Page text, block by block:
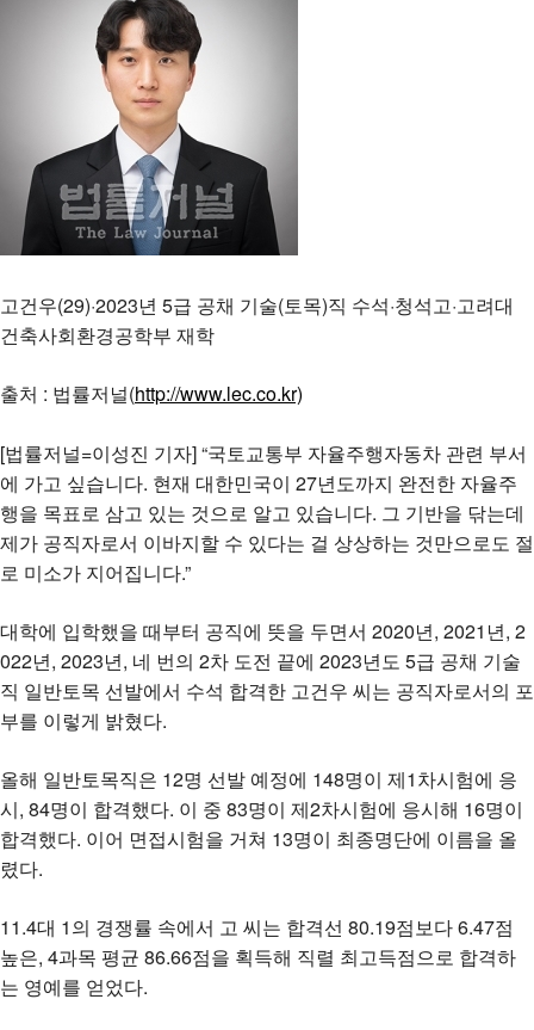
고건우(29)·2023년 5급 공채 기술(토목)직 수석·청석고·고려대
건축사회환경공학부 재학
출처 : 법률저널(http://www.lec.co.kr)
[법률저널=이성진 기자] “국토교통부 자율주행자동차 관련 부서
에 가고 싶습니다. 현재 대한민국이 27년도까지 완전한 자율주
행을 목표로 삼고 있는 것으로 알고 있습니다. 그 기반을 닦는데
제가 공직자로서 이바지할 수 있다는 걸 상상하는 것만으로도 절
로 미소가 지어집니다.”
대학에 입학했을 때부터 공직에 뜻을 두면서 2020년, 2021년, 2
022년, 2023년, 네 번의 2차 도전 끝에 2023년도 5급 공채 기술
직 일반토목 선발에서 수석 합격한 고건우 씨는 공직자로서의 포
부를 이렇게 밝혔다.
올해 일반토목직은 12명 선발 예정에 148명이 제1차시험에 응
시, 84명이 합격했다. 이 중 83명이 제2차시험에 응시해 16명이
합격했다. 이어 면접시험을 거쳐 13명이 최종명단에 이름을 올
렸다.
11.4대 1의 경쟁률 속에서 고 씨는 합격선 80.19점보다 6.47점
높은, 4과목 평균 86.66점을 획득해 직렬 최고득점으로 합격하
는 영예를 얻었다.